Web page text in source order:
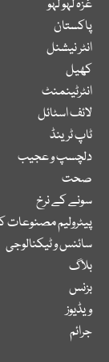
غزہ لہو لہو
پاکستان
انٹر نیشنل
کھیل
انٹرٹینمنٹ
لائف اسٹائل
ٹاپ ٹرینڈ
دلچسپ و عجیب
صحت
سونے کے نرخ
پیٹرولیم مصنوعات
سائنس و ٹیکنالوجی
بلاگ
بزنس
ویڈیوز
جرائم